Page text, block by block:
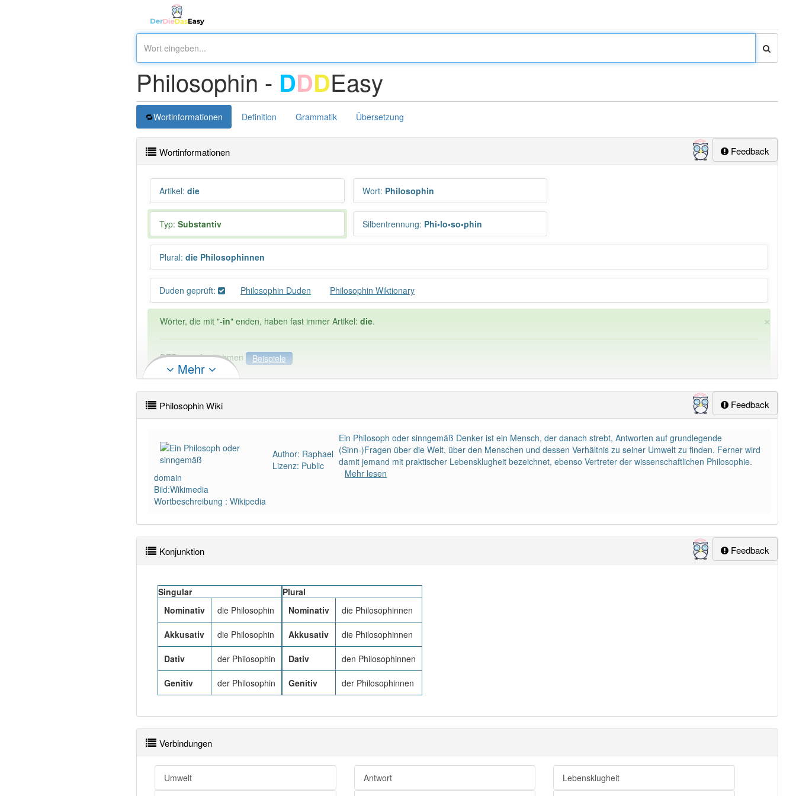
Philosophin - DDDEasy
Wortinformationen Definition Grammatik Übersetzung
Feedback
Wortinformationen
Artikel: die Wort: Philosophin
Typ: Substantiv Silbentrennung: Phi•lo•so•phin
Plural: die Philosophinnen
Duden geprüft: Philosophin Duden Philosophin Wiktionary
×
Wörter, die mit "-in" enden, haben fast immer Artikel: die.
DER:670Ausnahmen
Beispiele
DIE: 10 051
DAS:918Ausnahmen
PowerIndex:
Wörter mit Endung-philosophin : 5 Wörter mit Endung -philosophinaber mit einem anderen Artikel die: 0
90% unserer Spielapp-Nutzer haben den Artikel korrekt erraten.
Mehr
Feedback
Philosophin Wiki
Author: Raphael
Lizenz: Public
domain
Bild:Wikimedia
Wortbeschreibung : Wikipedia
Ein Philosoph oder sinngemäß Denker ist ein Mensch, der danach strebt, Antworten auf grundlegende
(Sinn-)Fragen über die Welt, über den Menschen und dessen Verhältnis zu seiner Umwelt zu finden. Ferner wird
damit jemand mit praktischer Lebensklugheit bezeichnet, ebenso Vertreter der wissenschaftlichen Philosophie.
Mehr lesen
Feedback
Konjunktion
Singular
Nominativ
die Philosophin
Akkusativ die Philosophin
Dativ der Philosophin
Genitiv der Philosophin
Plural
Nominativ
die Philosophinnen
Akkusativ die Philosophinnen
Dativ den Philosophinnen
Genitiv der Philosophinnen
Verbindungen
Umwelt Antwort Lebensklugheit